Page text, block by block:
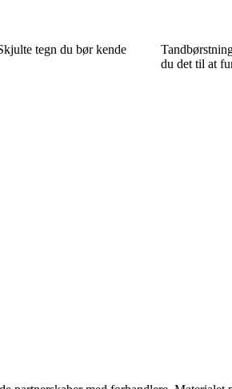
tegn du bør kende
du det til at